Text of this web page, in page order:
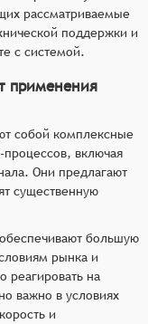
рассматриваемые
поддержки и
с системой.
применения
собой комплексные
включая
Они предлагают
существенную
большую
рынка и
реагировать на
важно в условиях
и